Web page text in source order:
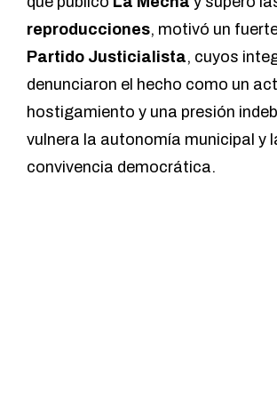
reproducciones, motivó un
Partido Justicialista, cuyos
denunciaron el hecho como un
hostigamiento y una presión
vulnera la autonomía municipal y
convivencia democrática.